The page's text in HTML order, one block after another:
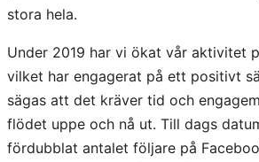
stora hela.
Under 2019 har vi ökat vår aktivitet
vilket har engagerat på ett positivt
sägas att det kräver tid och
flödet uppe och nå ut. Till dags
fördubblat antalet följare på